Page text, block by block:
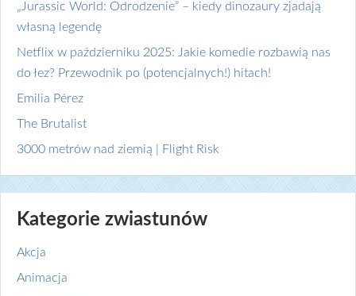
„Jurassic World: Odrodzenie” – kiedy dinozaury zjadają
własną legendę
Netflix w październiku 2025: Jakie komedie rozbawią nas
do łez? Przewodnik po (potencjalnych!) hitach!
Emilia Pérez
The Brutalist
3000 metrów nad ziemią | Flight Risk
Kategorie zwiastunów
Akcja
Animacja